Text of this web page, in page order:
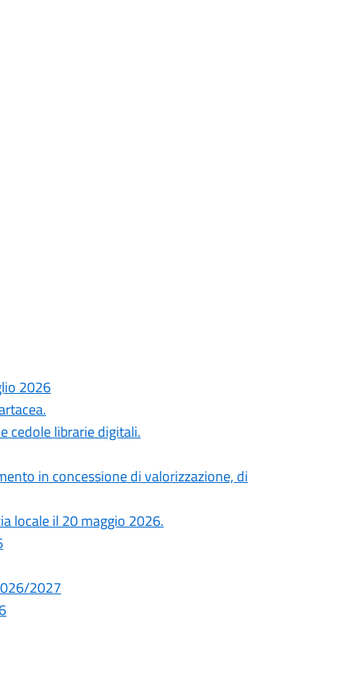
2026
cedole librarie digitali.
in concessione di valorizzazione, di
locale il 20 maggio 2026.
2027